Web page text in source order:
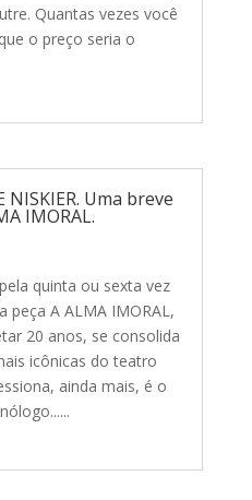
Quantas vezes você
o preço seria o
NISKIER. Uma breve
IMORAL.
quinta ou sexta vez
peça A ALMA IMORAL,
20 anos, se consolida
icônicas do teatro
ainda mais, é o